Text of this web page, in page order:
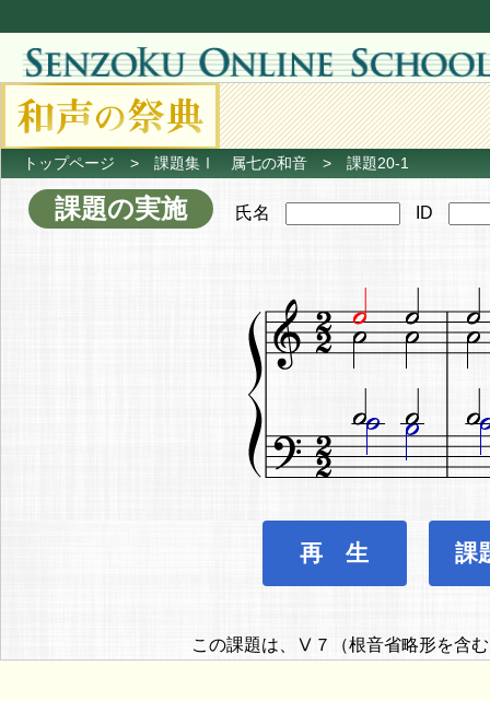
トップページ > 課題集Ⅰ 属七の和音 > 課題20-1
課題の実施 氏名 ID
再 生 課
この課題は、Ⅴ７（根音省略形を含